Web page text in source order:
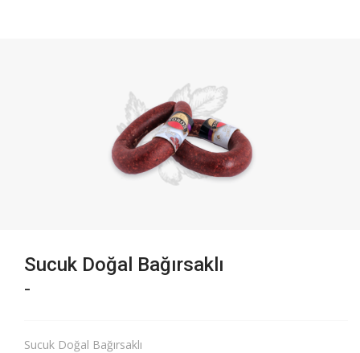
Sucuk Doğal Bağırsaklı
-
Sucuk Doğal Bağırsaklı